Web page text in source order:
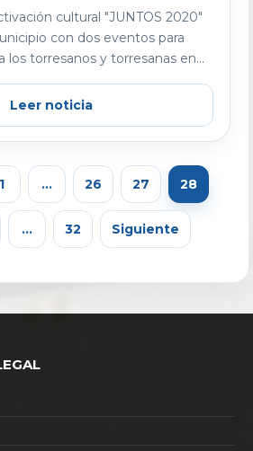
cultural "JUNTOS 2020"
con dos eventos para
los torresanos y torresanas en...
Leer noticia
1 … 26 27 28
… 32 Siguiente